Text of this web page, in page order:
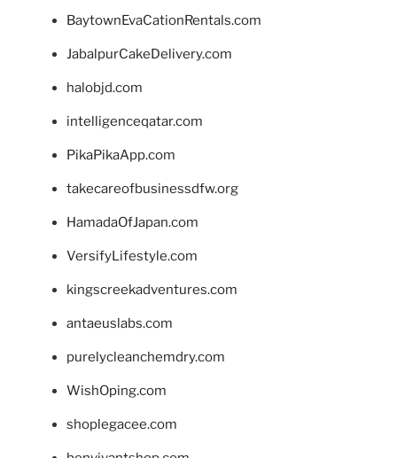
BaytownEvaCationRentals.com
JabalpurCakeDelivery.com
halobjd.com
intelligenceqatar.com
PikaPikaApp.com
takecareofbusinessdfw.org
HamadaOfJapan.com
VersifyLifestyle.com
kingscreekadventures.com
antaeuslabs.com
purelycleanchemdry.com
WishOping.com
shoplegacee.com